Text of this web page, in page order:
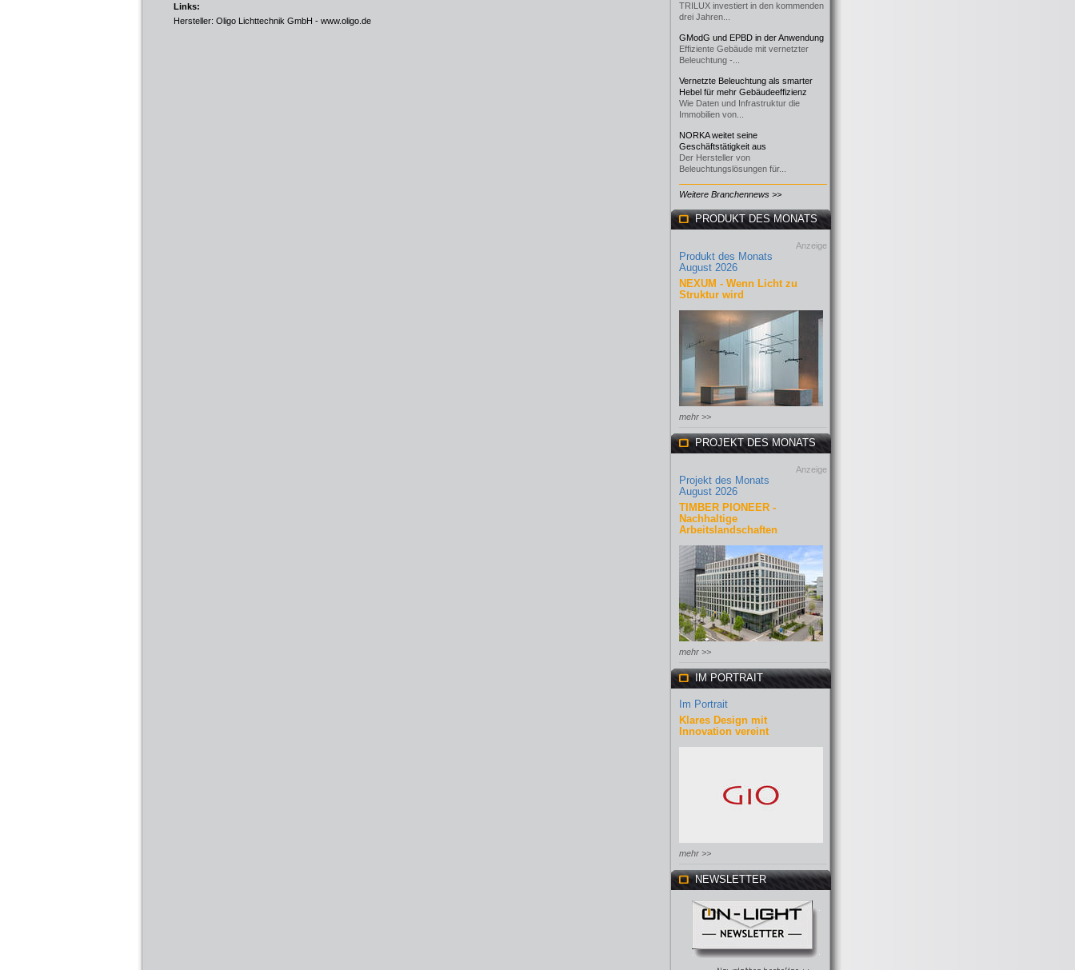
Links:
Hersteller: Oligo Lichttechnik GmbH - www.oligo.de
TRILUX investiert in den kommenden
drei Jahren...
GModG und EPBD in der Anwendung
Effiziente Gebäude mit vernetzter
Beleuchtung -...
Vernetzte Beleuchtung als smarter
Hebel für mehr Gebäudeeffizienz
Wie Daten und Infrastruktur die
Immobilien von...
NORKA weitet seine
Geschäftstätigkeit aus
Der Hersteller von
Beleuchtungslösungen für...
Weitere Branchennews >>
PRODUKT DES MONATS
Anzeige
Produkt des Monats
August 2026
NEXUM - Wenn Licht zu
Struktur wird
mehr >>
PROJEKT DES MONATS
Anzeige
Projekt des Monats
August 2026
TIMBER PIONEER -
Nachhaltige
Arbeitslandschaften
mehr >>
IM PORTRAIT
Im Portrait
Klares Design mit
Innovation vereint
mehr >>
NEWSLETTER